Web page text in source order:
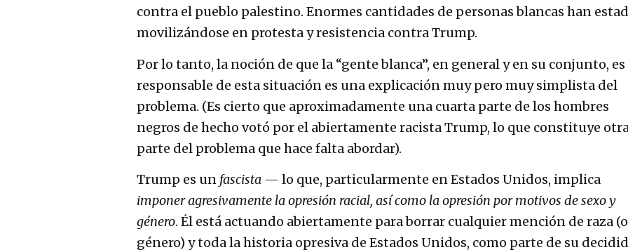
contra el pueblo palestino. Enormes cantidades de personas blancas han
movilizándose en protesta y resistencia contra Trump.
Por lo tanto, la noción de que la “gente blanca”, en general y en su conjunto, es
responsable de esta situación es una explicación muy pero muy simplista del
problema. (Es cierto que aproximadamente una cuarta parte de los hombres
negros de hecho votó por el abiertamente racista Trump, lo que constituye
parte del problema que hace falta abordar).
Trump es un fascista — lo que, particularmente en Estados Unidos, implica
imponer agresivamente la opresión racial, así como la opresión por motivos de sexo y
género. Él está actuando abiertamente para borrar cualquier mención de raza (o
género) y toda la historia opresiva de Estados Unidos, como parte de su